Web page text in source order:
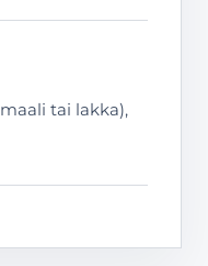
tai lakka),